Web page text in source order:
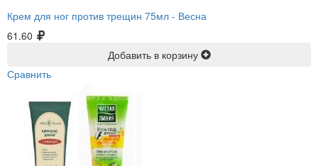
Крем для ног против трещин 75мл - Весна
61.60
Добавить в корзину
Сравнить